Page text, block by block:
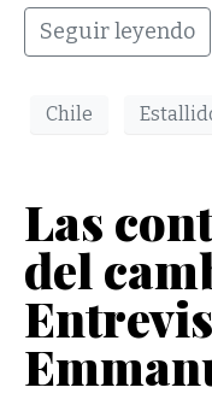
Seguir leyendo
Chile
Las
del